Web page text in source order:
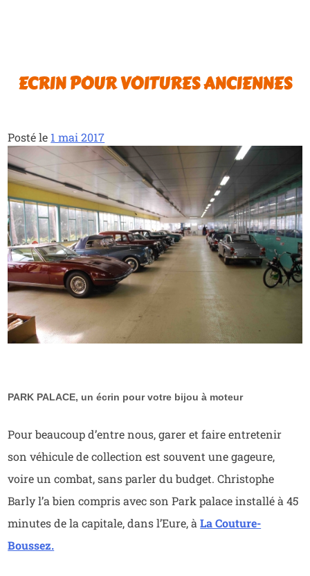
ECRIN POUR VOITURES ANCIENNES
Posté le 1 mai 2017
PARK PALACE, un écrin pour votre bijou à moteur
Pour beaucoup d’entre nous, garer et faire entretenir
son véhicule de collection est souvent une gageure,
voire un combat, sans parler du budget. Christophe
Barly l’a bien compris avec son Park palace installé à 45
minutes de la capitale, dans l’Eure, àLa Couture-
Boussez.